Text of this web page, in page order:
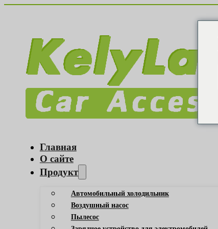
Главная
О сайте
Продукт
Автомобильный холодильник
Воздушный насос
Пылесос